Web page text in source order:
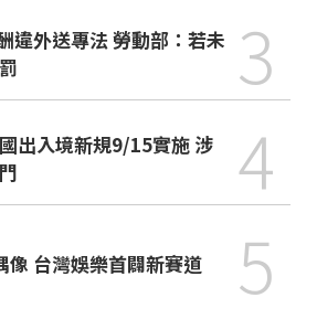
違外送專法 勞動部：若未 3
出入境新規9/15實施 涉
4
像 台灣娛樂首闢新賽道 5